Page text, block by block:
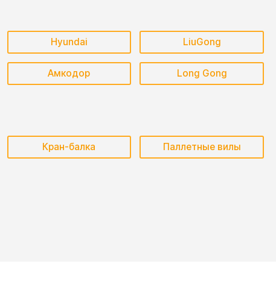
Hyundai LiuGong
Амкодор Long Gong
Кран-балка Паллетные вилы